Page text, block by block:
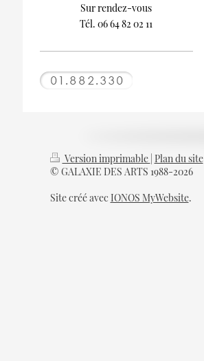
Sur rendez-vous
Tél. 06 64 82 02 11
Version imprimable Plan du site
© GALAXIE DES ARTS 1988-2026
Site créé avec IONOS MyWebsite.